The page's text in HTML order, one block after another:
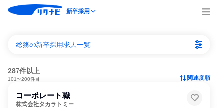
新卒採用
総務の新卒採用求人一覧
287件以上
101〜200件目 関連度順
コーポレート職
株式会社タカラトミー